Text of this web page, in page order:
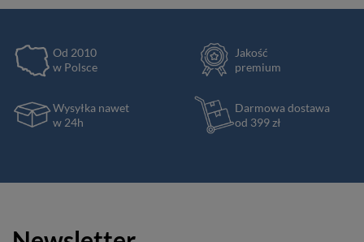
Od 2010
w Polsce
Jakość
premium
Wysyłka nawet
w 24h
Darmowa dostawa
od 399 zł